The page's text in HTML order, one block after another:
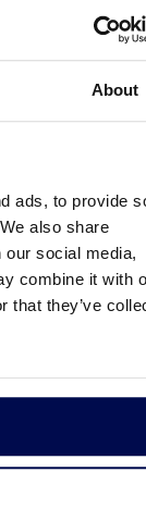
About
ads, to provide
also share
our social media,
combine it with
that they’ve
voor
opslaan van
zie de